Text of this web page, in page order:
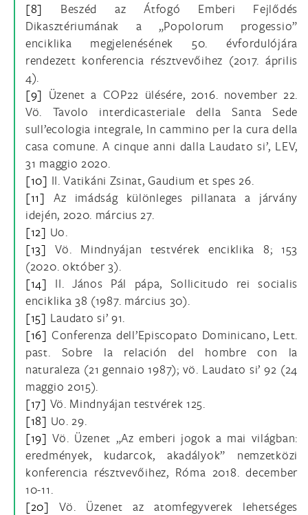
[8] Beszéd az Átfogó Emberi Fejlődés
Dikasztériumának a „Popolorum progessio”
enciklika megjelenésének 50. évfordulójára
rendezett konferencia résztvevőihez (2017. április
4).
[9] Üzenet a COP22 ülésére, 2016. november 22.
Vö. Tavolo interdicasteriale della Santa Sede
sull’ecologia integrale, In cammino per la cura della
casa comune. A cinque anni dalla Laudato si’, LEV,
31 maggio 2020.
[10] II. Vatikáni Zsinat, Gaudium et spes 26.
[11] Az imádság különleges pillanata a járvány
idején, 2020. március 27.
[12] Uo.
[13] Vö. Mindnyájan testvérek enciklika 8; 153
(2020. október 3).
[14] II. János Pál pápa, Sollicitudo rei socialis
enciklika 38 (1987. március 30).
[15] Laudato si’ 91.
[16] Conferenza dell’Episcopato Dominicano, Lett.
past. Sobre la relación del hombre con la
naturaleza (21 gennaio 1987); vö. Laudato si’ 92 (24
maggio 2015).
[17] Vö. Mindnyájan testvérek 125.
[18] Uo. 29.
[19] Vö. Üzenet „Az emberi jogok a mai világban:
eredmények, kudarcok, akadályok” nemzetközi
konferencia résztvevőihez, Róma 2018. december
10-11.
[20] Vö. Üzenet az atomfegyverek lehetséges